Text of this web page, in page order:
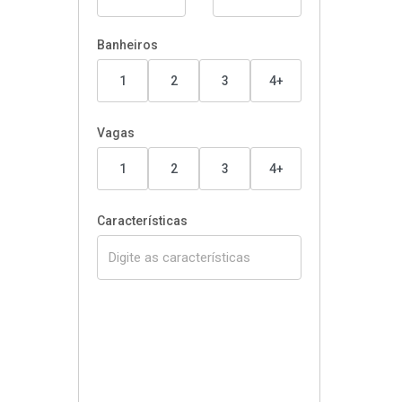
Banheiros
1 2 3 4+
Vagas
1 2 3 4+
Características